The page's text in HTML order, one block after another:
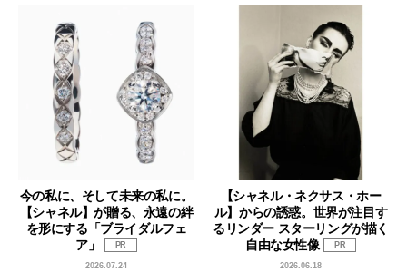
今の私に、そして未来の私に。
【シャネル】が贈る、永遠の絆
を形にする「ブライダルフェ
ア」
PR
2026.07.24
【シャネル・ネクサス・ホー
ル】からの誘惑。世界が注目す
るリンダー スターリングが描く
自由な女性像
PR
2026.06.18